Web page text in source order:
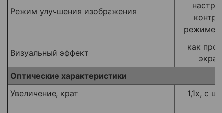
Режим улучшения изображения
режиме
Визуальный эффект
как
Оптические характеристики
Увеличение, крат
1,1x, с